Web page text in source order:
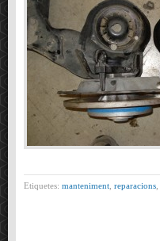
Etiquetes: manteniment reparacions